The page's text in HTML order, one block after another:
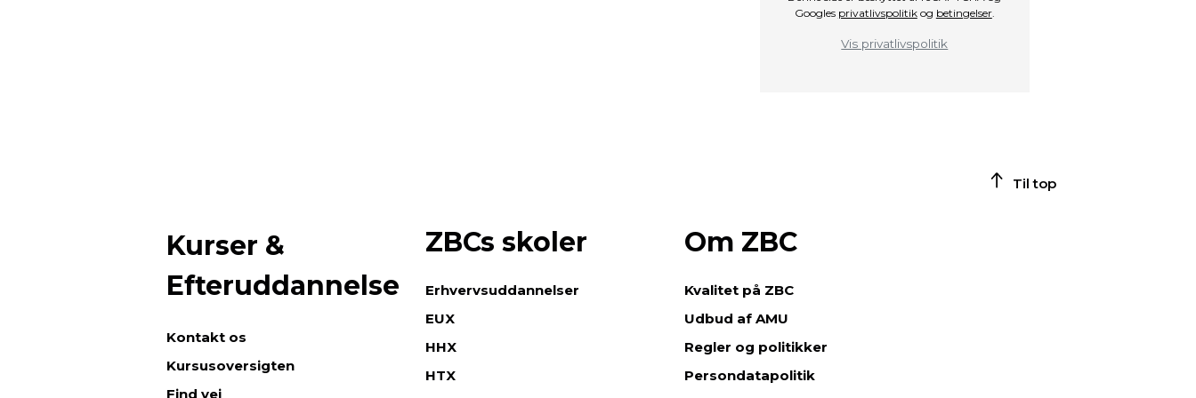
Googles privatlivspolitikog betingelser.
Vis privatlivspolitik
Til top
Kurser &
Efteruddannelse
Kontakt os
Kursusoversigten
Find vej
ZBCs skoler
Erhvervsuddannelser
EUX
HHX
HTX
Om ZBC
Kvalitet på ZBC
Udbud af AMU
Regler og politikker
Persondatapolitik